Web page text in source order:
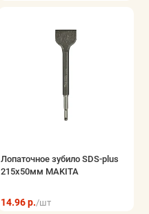
Лопаточное зубило SDS-plus
215х50мм MAKITA
14.96 р./шт